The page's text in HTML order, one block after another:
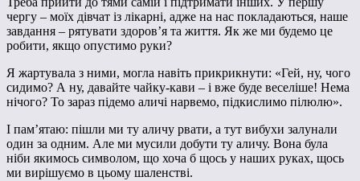
чергу – моїх дівчат із лікарні, адже на нас покладаються, наше
завдання – рятувати здоров’я та життя. Як же ми будемо це
робити, якщо опустимо руки?
Я жартувала з ними, могла навіть прикрикнути: «Гей, ну, чого
сидимо? А ну, давайте чайку-кави – і вже буде веселіше! Нема
нічого? То зараз підемо аличі нарвемо, підкислимо пілюлю».
І пам’ятаю: пішли ми ту аличу рвати, а тут вибухи залунали
один за одним. Але ми мусили добути ту аличу. Вона була
ніби якимось символом, що хоча б щось у наших руках, щось
ми вирішуємо в цьому шаленстві.